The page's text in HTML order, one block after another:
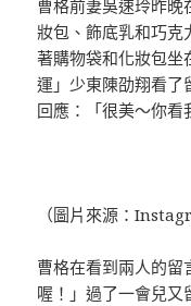
曹格前妻吳速玲昨
妝包、飾底乳和巧克
著購物袋和化妝包坐
運」少東陳劭翔看了
回應：「很美～你看
（圖片來源：
曹格在看到兩人的留
喔！」過了一會兒